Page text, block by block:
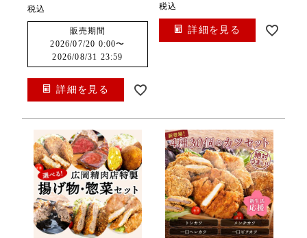
税込
販売期間
2026/07/20 0:00〜
2026/08/31 23:59
詳細を見る
税込
詳細を見る